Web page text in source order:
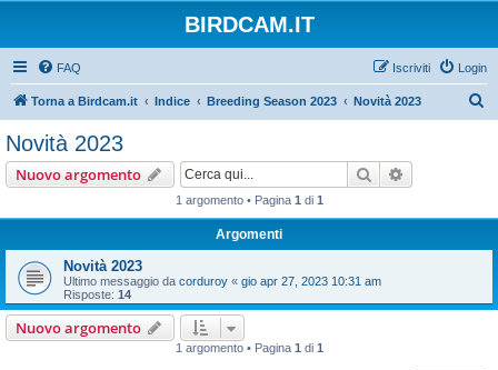
BIRDCAM.IT
FAQ Login
Iscriviti
Torna a Birdcam.it Indice Breeding Season 2023 Novità 2023
Novità 2023
Nuovo argomento Cerca
1 argomento • Pagina 1 di 1
Argomenti
Novità 2023
Ultimo messaggio da corduroy « gio apr 27, 2023 10:31 am
Risposte: 14
Nuovo argomento
1 argomento • Pagina 1 di 1